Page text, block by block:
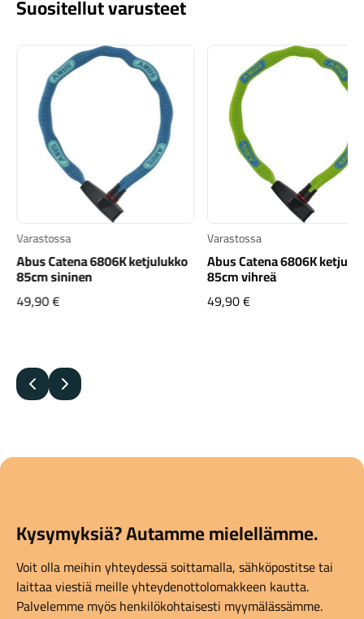
Suositellut varusteet
Varastossa
Abus Catena 6806K ketjulukko
85cm sininen
49,90€
Varastossa
Abus Catena 6806K
85cm vihreä
49,90€
Edellinen
Seuraava
Kysymyksiä? Autamme mielellämme.
Voit olla meihin yhteydessä soittamalla, sähköpostitse tai
laittaa viestiä meille yhteydenottolomakkeen kautta.
Palvelemme myös henkilökohtaisesti myymälässämme.